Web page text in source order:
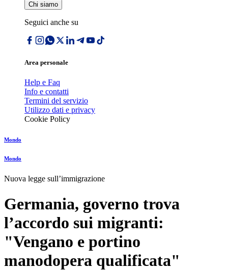
Chi siamo
Seguici anche su
Area personale
Help e Faq
Info e contatti
Termini del servizio
Utilizzo dati e privacy
Cookie Policy
Mondo
Mondo
Nuova legge sull’immigrazione
Germania, governo trova
l’accordo sui migranti:
"Vengano e portino
manodopera qualificata"